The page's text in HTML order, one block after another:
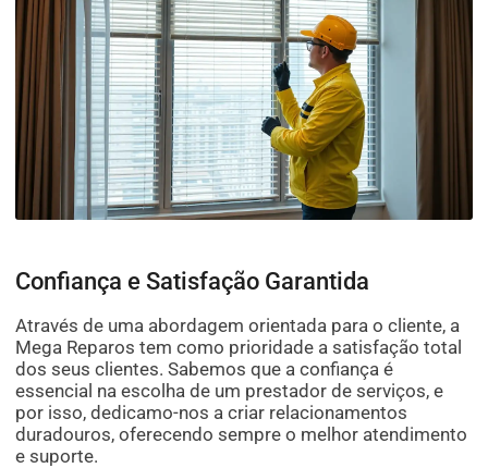
Confiança e Satisfação Garantida
Através de uma abordagem orientada para o cliente, a
Mega Reparos tem como prioridade a satisfação total
dos seus clientes. Sabemos que a confiança é
essencial na escolha de um prestador de serviços, e
por isso, dedicamo-nos a criar relacionamentos
duradouros, oferecendo sempre o melhor atendimento
e suporte.